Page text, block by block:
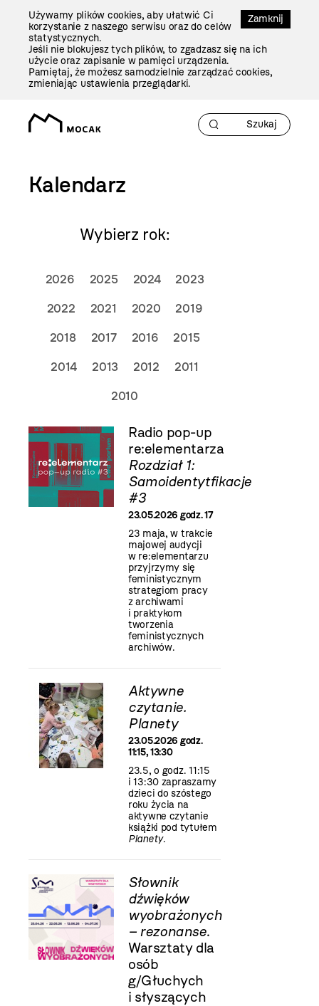
Zamknij
Używamy plików cookies, aby ułatwić Ci
korzystanie z naszego serwisu oraz do celów
statystycznych.
Jeśli nie blokujesz tych plików, to zgadzasz się na ich
użycie oraz zapisanie w pamięci urządzenia.
Pamiętaj, że możesz samodzielnie zarządzać cookies,
zmieniając ustawienia przeglądarki.
Kalendarz
Wybierz rok:
2026 2025 2024 2023
2022 2021 2020 2019
2018 2017 2016 2015
2014 2013 2012 2011
2010
Radio pop-up
re:elementarza
Rozdział 1:
Samoidentytfikacje
#3
23.05.2026 godz. 17
23 maja, w trakcie
majowej audycji
w re:elementarzu
przyjrzymy się
feministycznym
strategiom pracy
z archiwami
i praktykom
tworzenia
feministycznych
archiwów.
Aktywne
czytanie.
Planety
23.05.2026 godz.
11:15, 13:30
23.5, o godz. 11:15
i 13:30 zapraszamy
dzieci do szóstego
roku życia na
aktywne czytanie
książki pod tytułem
Planety.
Słownik
dźwięków
wyobrażonych
– rezonanse.
Warsztaty dla
osób
g/Głuchych
i słyszących